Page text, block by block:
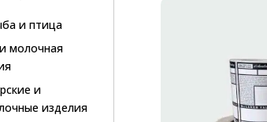
и птица
молочная
и
изделия